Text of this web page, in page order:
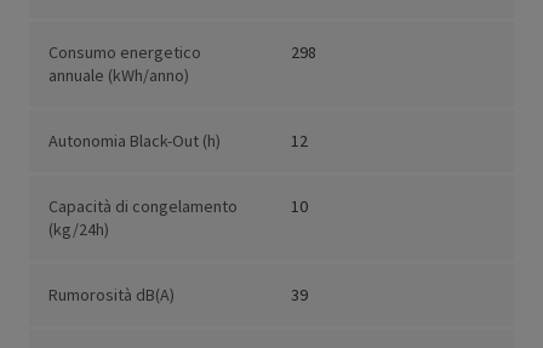
Consumo energetico
annuale (kWh/anno)
298
Autonomia Black-Out (h) 12
Capacità di congelamento
(kg/24h)
10
Rumorosità dB(A) 39